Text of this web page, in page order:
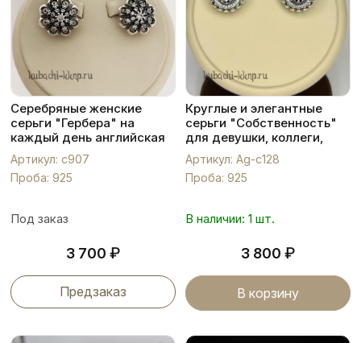
Серебряные женские
серьги "Гербера" на
каждый день английская
застежка, с907
Артикул: с907
Проба: 925
Под заказ
3 700 ₽
Предзаказ
Круглые и элегантные
серьги "Собственность"
для девушки, коллеги,
жены на каждый день , в
офис серебро 925 пробы ,
Ag-с128
Артикул: Ag-с128
Проба: 925
В наличии: 1 шт.
3 800 ₽
В корзину